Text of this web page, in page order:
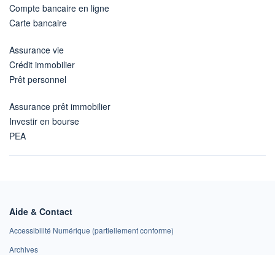
Compte bancaire en ligne
Carte bancaire
Assurance vie
Crédit immobilier
Prêt personnel
Assurance prêt immobilier
Investir en bourse
PEA
Aide & Contact
Accessibilité Numérique (partiellement conforme)
Archives